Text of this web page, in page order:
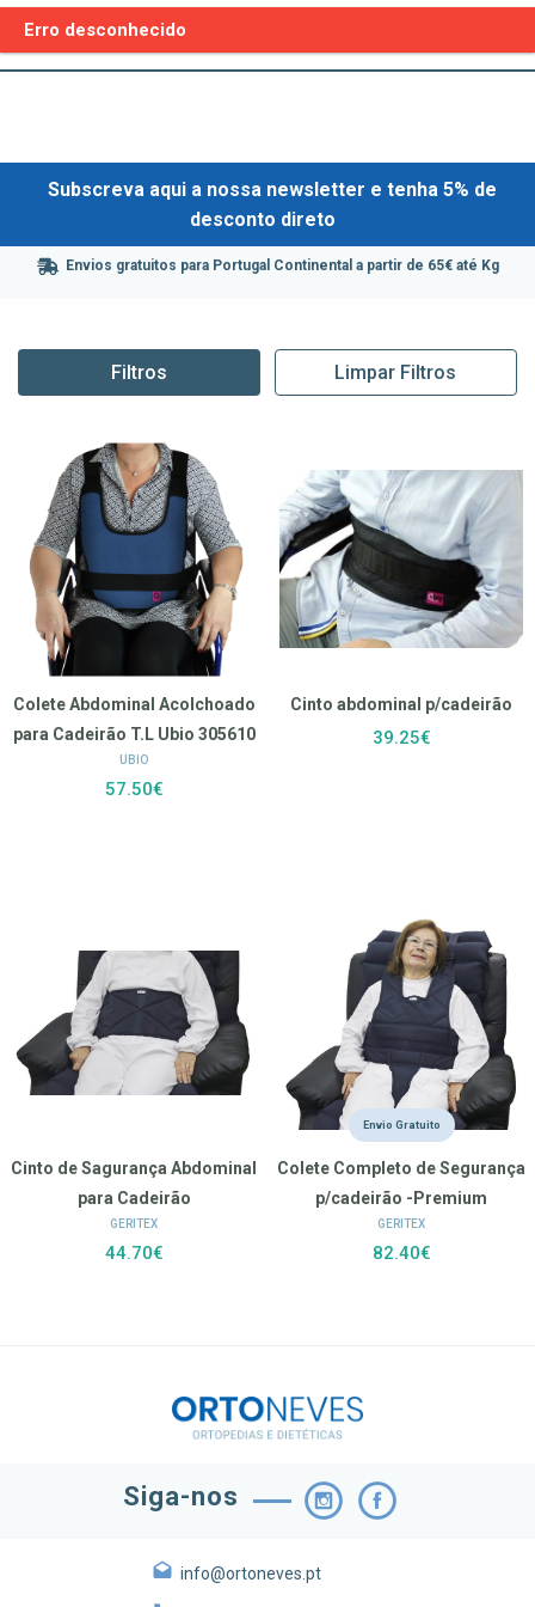
Subscreva aqui a nossa newsletter e tenha 5% de
desconto direto
Envios gratuitos para Portugal Continental a partir de 65€ até Kg
Filtros Limpar Filtros
Colete Abdominal Acolchoado
para Cadeirão T.L Ubio 305610
UBIO
57.50€
Cinto abdominal p/cadeirão
39.25€
Cinto de Sagurança Abdominal
para Cadeirão
GERITEX
44.70€
Envio Gratuito
Colete Completo de Segurança
p/cadeirão -Premium
GERITEX
82.40€
Siga-nos
info@ortoneves.pt
Erro desconhecido